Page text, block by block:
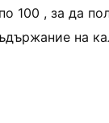
100 , за да
на